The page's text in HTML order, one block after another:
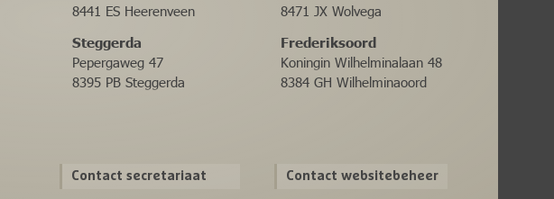
8441 ES Heerenveen
Steggerda
Pepergaweg 47
8395 PB Steggerda
8471 JX Wolvega
Frederiksoord
Koningin Wilhelminalaan 48
8384 GH Wilhelminaoord
Contact secretariaat Contact websitebeheer